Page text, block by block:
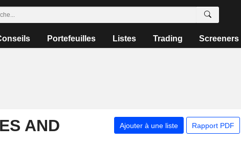
Portefeuilles Listes Trading Screeners
AND
Ajouter à une liste Rapport PDF